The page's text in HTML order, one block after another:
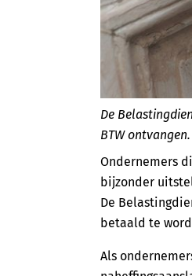
De
BTW
Ondernemers
bijzonder
De
betaald te
Als